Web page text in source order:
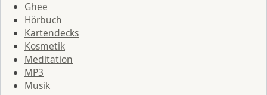
Ghee
Hörbuch
Kartendecks
Kosmetik
Meditation
MP3
Musik